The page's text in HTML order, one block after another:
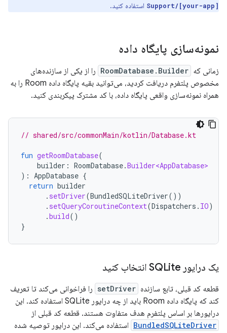
Support/[your-app] استفاده کنید.
نمونه‌سازی پایگاه داده
زمانی که RoomDatabase.Builder را از یکی از سازنده‌های
مخصوص پلتفرم دریافت کردید، می‌توانید بقیه پایگاه داده Room را به
همراه نمونه‌سازی واقعی پایگاه داده، با کد مشترک پیکربندی کنید.
// shared/src/commonMain/kotlin/Database.kt
fun getRoomDatabase(
builder : RoomDatabase.Builder<AppDatabase>
): AppDatabase {
return builder
. setDriver(BundledSQLiteDriver())
. setQueryCoroutineContext(Dispatchers . IO)
.build()
}
یک درایور SQLite انتخاب کنید
قطعه کد قبلی، تابع سازنده setDriver را فراخوانی می‌کند تا تعریف
کند که پایگاه داده Room باید از چه درایور SQLite استفاده کند. این
درایورها بر اساس پلتفرم هدف متفاوت هستند. قطعه کد قبلی از
BundledSQLiteDriver استفاده می‌کند. این درایور توصیه شده